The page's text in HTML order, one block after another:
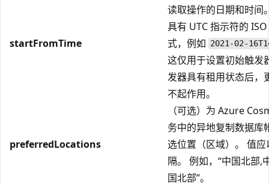
startFromTime
读取操作的日期和时间
具有 UTC 指示符的
式，例如 2021-02-
这仅用于设置初始触发
发器具有租用状态后，
不起作用。
preferredLocations
（可选）为 Azure
务中的异地复制数据库
选位置（区域）。 值
隔。 例如，“中国北部,
国北部”。